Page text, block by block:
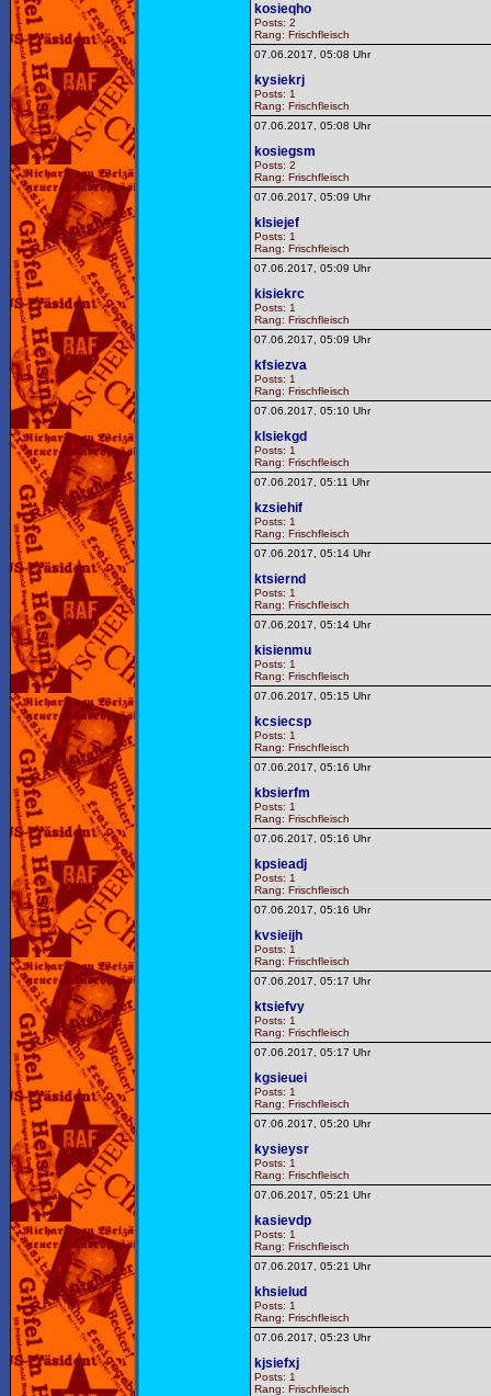
kosieqho
Posts: 2
Rang: Frischfleisch
07.06.2017, 05:08 Uhr
kysiekrj
Posts: 1
Rang: Frischfleisch
07.06.2017, 05:08 Uhr
kosiegsm
Posts: 2
Rang: Frischfleisch
07.06.2017, 05:09 Uhr
klsiejef
Posts: 1
Rang: Frischfleisch
07.06.2017, 05:09 Uhr
kisiekrc
Posts: 1
Rang: Frischfleisch
07.06.2017, 05:09 Uhr
kfsiezva
Posts: 1
Rang: Frischfleisch
07.06.2017, 05:10 Uhr
klsiekgd
Posts: 1
Rang: Frischfleisch
07.06.2017, 05:11 Uhr
kzsiehif
Posts: 1
Rang: Frischfleisch
07.06.2017, 05:14 Uhr
ktsiernd
Posts: 1
Rang: Frischfleisch
07.06.2017, 05:14 Uhr
kisienmu
Posts: 1
Rang: Frischfleisch
07.06.2017, 05:15 Uhr
kcsiecsp
Posts: 1
Rang: Frischfleisch
07.06.2017, 05:16 Uhr
kbsierfm
Posts: 1
Rang: Frischfleisch
07.06.2017, 05:16 Uhr
kpsieadj
Posts: 1
Rang: Frischfleisch
07.06.2017, 05:16 Uhr
kvsieijh
Posts: 1
Rang: Frischfleisch
07.06.2017, 05:17 Uhr
ktsiefvy
Posts: 1
Rang: Frischfleisch
07.06.2017, 05:17 Uhr
kgsieuei
Posts: 1
Rang: Frischfleisch
07.06.2017, 05:20 Uhr
kysieysr
Posts: 1
Rang: Frischfleisch
07.06.2017, 05:21 Uhr
kasievdp
Posts: 1
Rang: Frischfleisch
07.06.2017, 05:21 Uhr
khsielud
Posts: 1
Rang: Frischfleisch
07.06.2017, 05:23 Uhr
kjsiefxj
Posts: 1
Rang: Frischfleisch